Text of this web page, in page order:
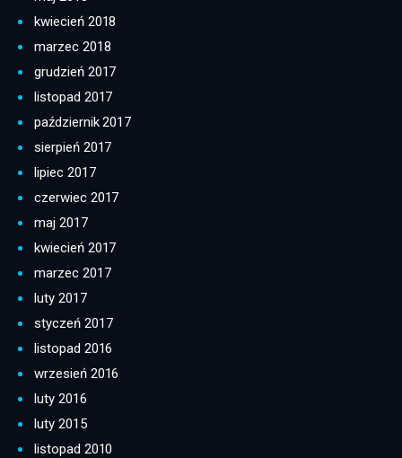
kwiecień 2018
marzec 2018
grudzień 2017
listopad 2017
październik 2017
sierpień 2017
lipiec 2017
czerwiec 2017
maj 2017
kwiecień 2017
marzec 2017
luty 2017
styczeń 2017
listopad 2016
wrzesień 2016
luty 2016
luty 2015
listopad 2010